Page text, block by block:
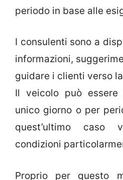
periodo in base alle
I consulenti sono a
informazioni,
guidare i clienti verso
Il veicolo può essere
unico giorno o per
quest’ultimo caso
condizioni
Proprio per questo